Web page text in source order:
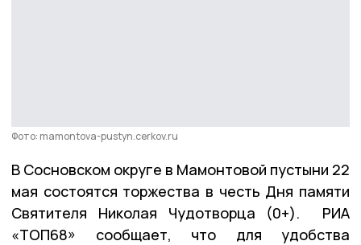
Фото: mamontova-pustyn.cerkov.ru
В Сосновском округе в Мамонтовой пустыни 22
мая состоятся торжества в честь Дня памяти
Святителя Николая Чудотворца (0+). РИА
«ТОП68» сообщает, что для удобства